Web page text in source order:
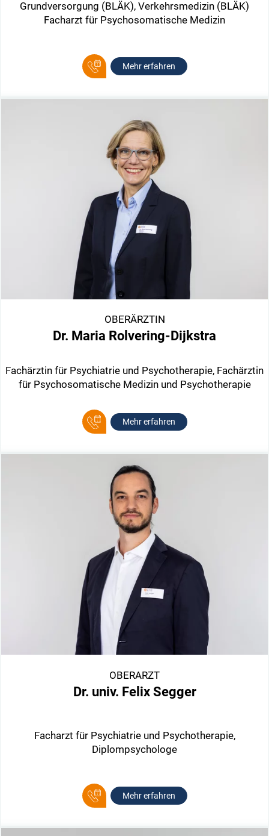
Grundversorgung (BLÄK), Verkehrsmedizin (BLÄK)
Facharzt für Psychosomatische Medizin
Mehr erfahren
OBERÄRZTIN
Dr. Maria Rolvering-Dijkstra
Fachärztin für Psychiatrie und Psychotherapie, Fachärztin
für Psychosomatische Medizin und Psychotherapie
Mehr erfahren
OBERARZT
Dr. univ. Felix Segger
Facharzt für Psychiatrie und Psychotherapie,
Diplompsychologe
Mehr erfahren